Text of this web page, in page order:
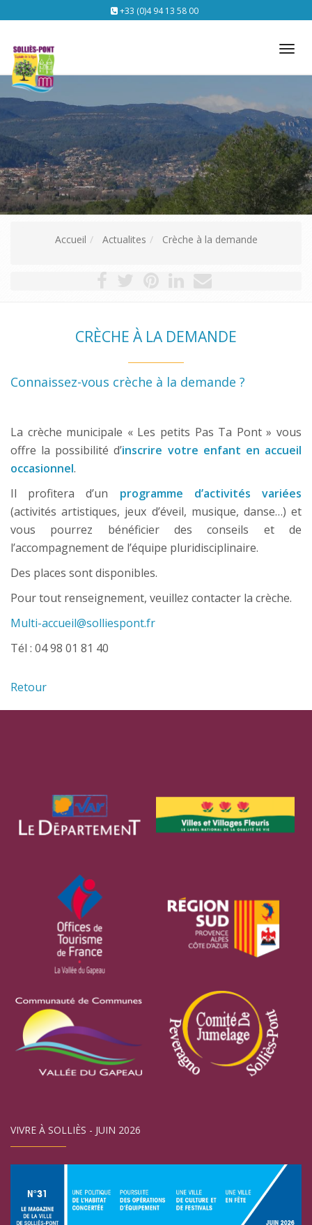
+33 (0)4 94 13 58 00
Accueil Actualites Crèche à la demande
CRÈCHE À LA DEMANDE
Connaissez-vous crèche à la demande ?
La crèche municipale « Les petits Pas Ta Pont » vous
offre la possibilité d’inscrire votre enfant en accueil
occasionnel.
Il profitera d’un programme d’activités variées
(activités artistiques, jeux d’éveil, musique, danse…) et
vous pourrez bénéficier des conseils et de
l’accompagnement de l’équipe pluridisciplinaire.
Des places sont disponibles.
Pour tout renseignement, veuillez contacter la crèche.
Multi-accueil@solliespont.fr
Tél : 04 98 01 81 40
Retour
VIVRE À SOLLIÈS - JUIN 2026